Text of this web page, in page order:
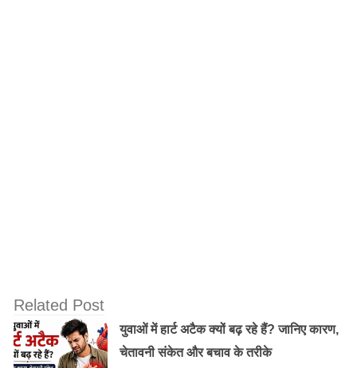
Related Post
युवाओं में हार्ट अटैक क्यों बढ़ रहे हैं? जानिए कारण,
चेतावनी संकेत और बचाव के तरीके